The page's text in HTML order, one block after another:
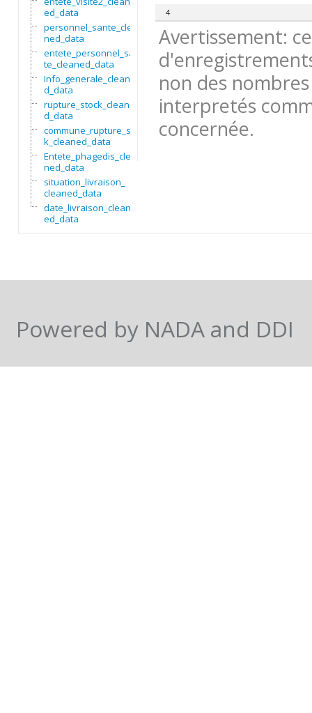
ed_data
personnel_sante_clea
ned_data
entete_personnel_san
te_cleaned_data
Info_generale_cleane
d_data
rupture_stock_cleane
d_data
commune_rupture_stoc
k_cleaned_data
Entete_phagedis_clea
ned_data
situation_livraison_
cleaned_data
date_livraison_clean
ed_data
4
Avertissement:
non des
interpretés
concernée.
Powered by NADA and DDI